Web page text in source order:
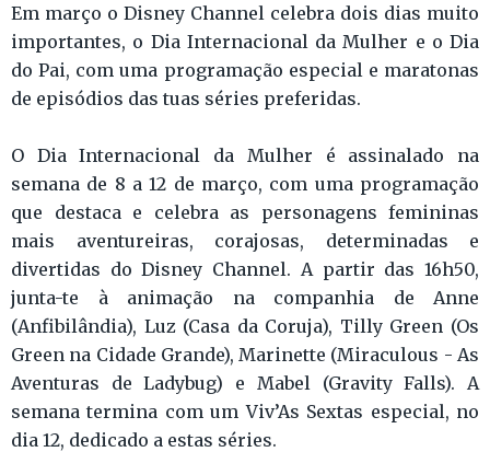
Em março o Disney Channel celebra dois dias muito
importantes, o Dia Internacional da Mulher e o Dia
do Pai, com uma programação especial e maratonas
de episódios das tuas séries preferidas.
O Dia Internacional da Mulher é assinalado na
semana de 8 a 12 de março, com uma programação
que destaca e celebra as personagens femininas
mais aventureiras, corajosas, determinadas e
divertidas do Disney Channel. A partir das 16h50,
junta-te à animação na companhia de Anne
(Anfibilândia), Luz (Casa da Coruja), Tilly Green (Os
Green na Cidade Grande), Marinette (Miraculous - As
Aventuras de Ladybug) e Mabel (Gravity Falls). A
semana termina com um Viv’As Sextas especial, no
dia 12, dedicado a estas séries.